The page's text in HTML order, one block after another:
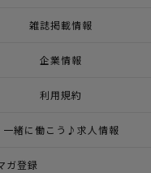
雑誌掲載情報
企業情報
利用規約
一緒に働こう♪求人情報
ガ登録